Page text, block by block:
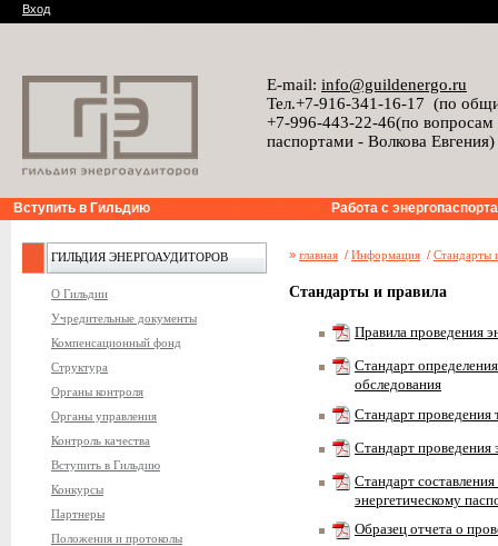
Вход
E-mail: info@guildenergo.ru
Тел.+7-916-341-16-17 (по
+7-996-443-22-46(по
паспортами - Волкова Евгения)
Вступить в Гильдию Работа с
ГИЛЬДИЯ ЭНЕРГОАУДИТОРОВ
О Гильдии
Учредительные документы
Компенсационный фонд
Структура
Органы контроля
Органы управления
Контроль качества
Вступить в Гильдию
Конкурсы
Партнеры
Положения и протоколы
» главная / Информация / Стандарты
Стандарты и правила
Правила проведения
Стандарт
обследования
Стандарт проведения
Стандарт проведения
Стандарт
энергетическому
Образец отчета о